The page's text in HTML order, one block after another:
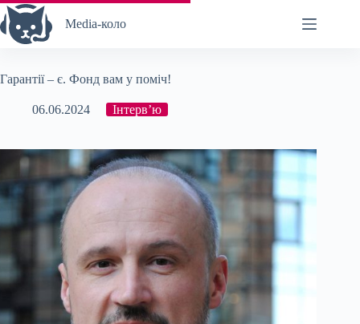
Перейти
до
вмісту
Media-коло
Гарантії – є. Фонд вам у поміч!
06.06.2024 Інтерв’ю